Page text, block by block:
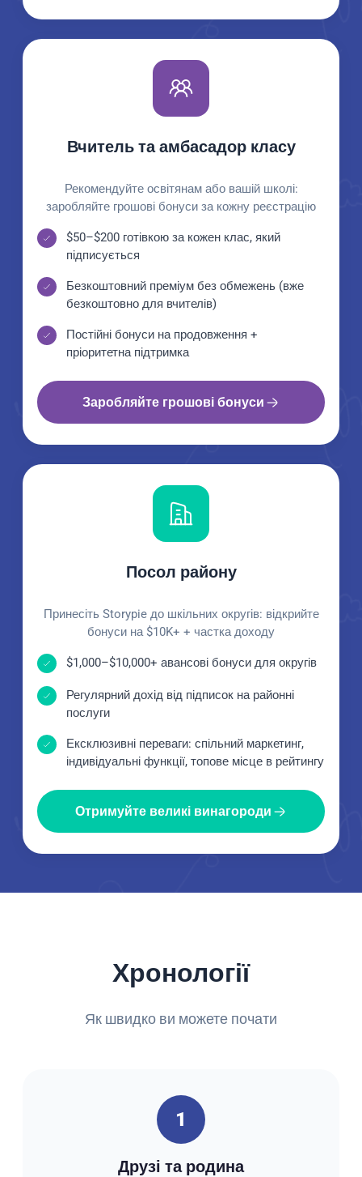
Вчитель та амбасадор класу
Рекомендуйте освітянам або вашій школі:
заробляйте грошові бонуси за кожну реєстрацію
$50–$200 готівкою за кожен клас, який
підписується
Безкоштовний преміум без обмежень (вже
безкоштовно для вчителів)
Постійні бонуси на продовження +
пріоритетна підтримка
Заробляйте грошові бонуси
Посол району
Принесіть Storypie до шкільних округів: відкрийте
бонуси на $10K+ + частка доходу
$1,000–$10,000+ авансові бонуси для округів
Регулярний дохід від підписок на районні
послуги
Ексклюзивні переваги: спільний маркетинг,
індивідуальні функції, топове місце в рейтингу
Отримуйте великі винагороди
Хронології
Як швидко ви можете почати
1
Друзі та родина